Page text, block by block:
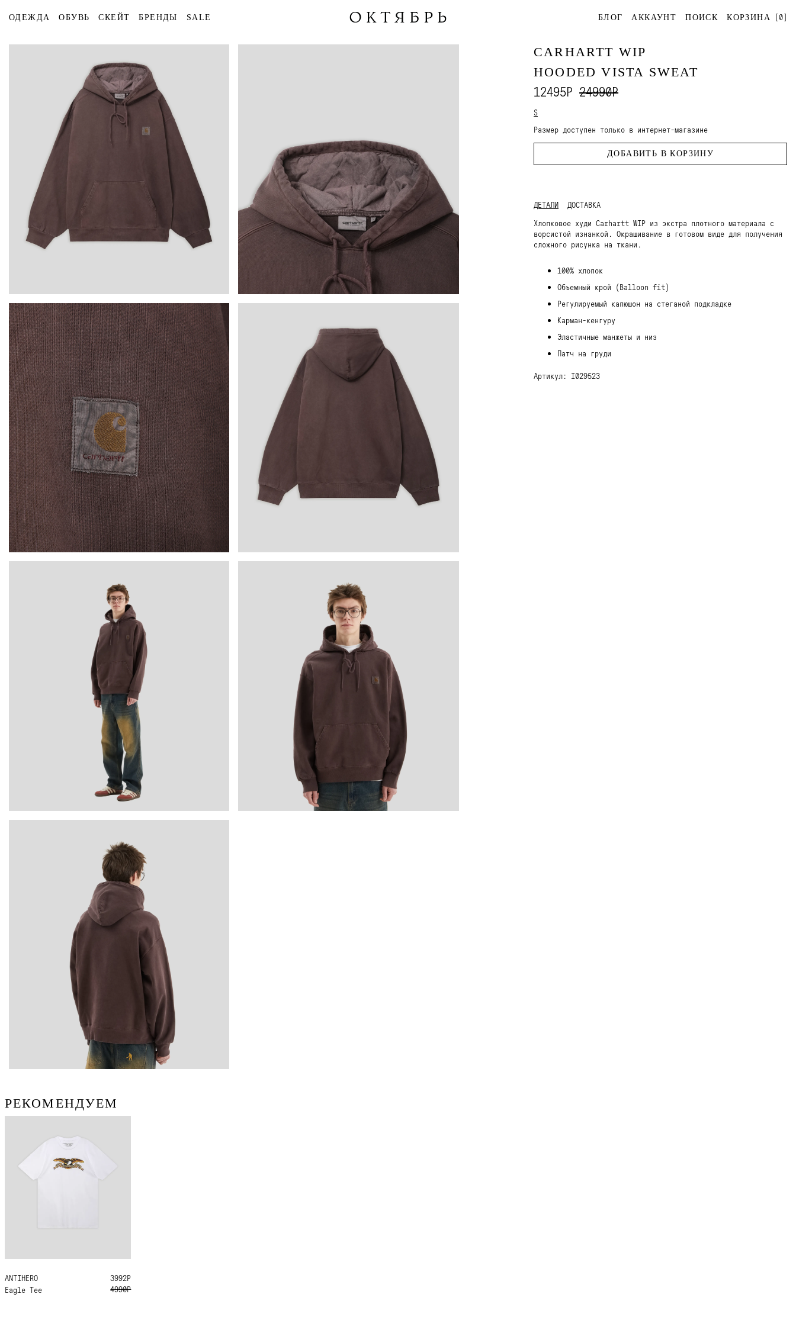
ОДЕЖДА ОБУВЬ СКЕЙТ БРЕНДЫ SALE БЛОГ АККАУНТ ПОИСК КОРЗИНА [0]
CARHARTT WIP
HOODED VISTA SWEAT
12495Р 24990Р
S
Размер доступен только в интернет-магазине
ДОБАВИТЬ В КОРЗИНУ
ДЕТАЛИ
ДОСТАВКА
Хлопковое худи Carhartt WIP из экстра плотного материала с
ворсистой изнанкой. Окрашивание в готовом виде для получения
сложного рисунка на ткани.
100% хлопок
Объемный крой (Balloon fit)
Регулируемый капюшон на стеганой подкладке
Карман-кенгуру
Эластичные манжеты и низ
Патч на груди
Артикул: I029523
РЕКОМЕНДУЕМ
ANTIHERO
Eagle Tee
L XL
3992Р
4990Р